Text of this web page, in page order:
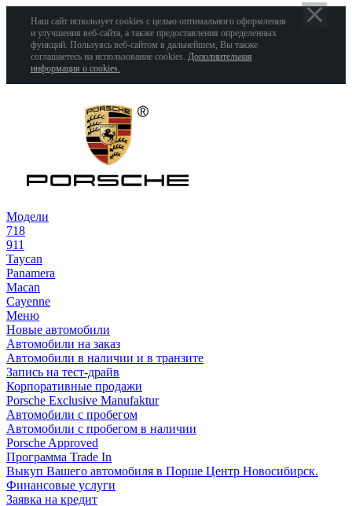
Наш сайт использует cookies с целью оптимального оформления
и улучшения веб-сайта, а также предоставления определенных
функций. Пользуясь веб-сайтом в дальнейшем, Вы также
соглашаетесь на использование cookies. Дополнительная
информация о cookies.
Модели
718
911
Taycan
Panamera
Macan
Cayenne
Меню
Новые автомобили
Автомобили на заказ
Автомобили в наличии и в транзите
Запись на тест-драйв
Корпоративные продажи
Porsche Exclusive Manufaktur
Автомобили с пробегом
Автомобили с пробегом в наличии
Porsche Approved
Программа Trade In
Выкуп Вашего автомобиля в Порше Центр Новосибирск.
Финансовые услуги
Заявка на кредит